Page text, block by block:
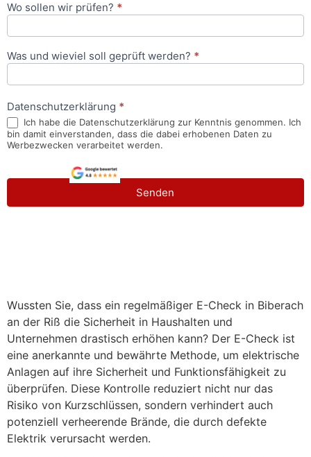
Wo sollen wir prüfen? *
Was und wieviel soll geprüft werden? *
Datenschutzerklärung *
Ich habe die Datenschutzerklärung zur Kenntnis genommen. Ich
bin damit einverstanden, dass die dabei erhobenen Daten zu
Werbezwecken verarbeitet werden.
Senden
Wussten Sie, dass ein regelmäßiger E-Check in Biberach
an der Riß die Sicherheit in Haushalten und
Unternehmen drastisch erhöhen kann? Der E-Check ist
eine anerkannte und bewährte Methode, um elektrische
Anlagen auf ihre Sicherheit und Funktionsfähigkeit zu
überprüfen. Diese Kontrolle reduziert nicht nur das
Risiko von Kurzschlüssen, sondern verhindert auch
potenziell verheerende Brände, die durch defekte
Elektrik verursacht werden.